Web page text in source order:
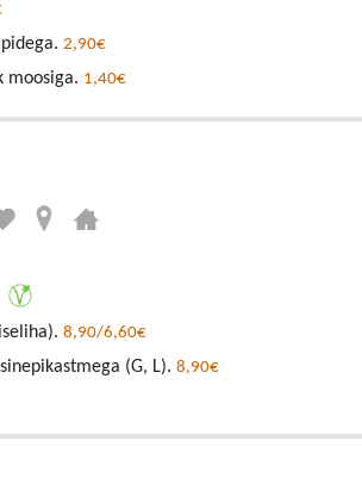
2,90€
moosiga. 1,40€
8,90/6,60€
(G, L). 8,90€